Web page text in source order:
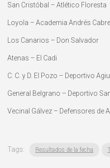
San Cristóbal – Atlético
Loyola – Academia Andrés
Los Canarios – Don Salvador
Atenas – El Cadi
C. C. y D. El Pozo – Deportivo
General Belgrano – Deportivo
Vecinal Gálvez – Defensores de
Tags: Resultados de la fecha